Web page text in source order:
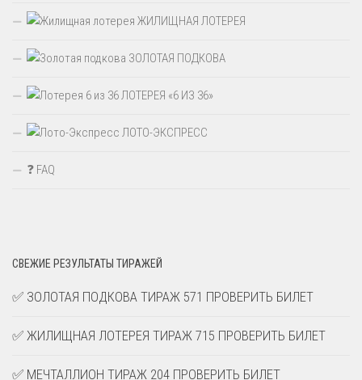
ЖИЛИЩНАЯ ЛОТЕРЕЯ
ЗОЛОТАЯ ПОДКОВА
ЛОТЕРЕЯ «6 ИЗ 36»
ЛОТО-ЭКСПРЕСС
❓ FAQ
СВЕЖИЕ РЕЗУЛЬТАТЫ ТИРАЖЕЙ
✅ ЗОЛОТАЯ ПОДКОВА ТИРАЖ 571 ПРОВЕРИТЬ БИЛЕТ
✅ ЖИЛИЩНАЯ ЛОТЕРЕЯ ТИРАЖ 715 ПРОВЕРИТЬ БИЛЕТ
✅ МЕЧТАЛЛИОН ТИРАЖ 204 ПРОВЕРИТЬ БИЛЕТ